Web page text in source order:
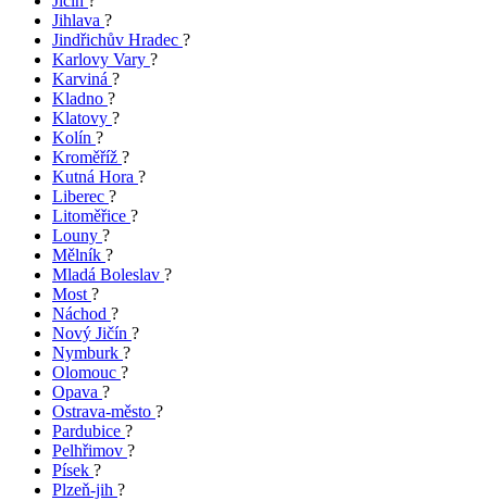
Jihlava ?
Jindřichův Hradec ?
Karlovy Vary ?
Karviná ?
Kladno ?
Klatovy ?
Kolín ?
Kroměříž ?
Kutná Hora ?
Liberec ?
Litoměřice ?
Louny ?
Mělník ?
Mladá Boleslav ?
Most ?
Náchod ?
Nový Jičín ?
Nymburk ?
Olomouc ?
Opava ?
Ostrava-město ?
Pardubice ?
Pelhřimov ?
Písek ?
Plzeň-jih ?